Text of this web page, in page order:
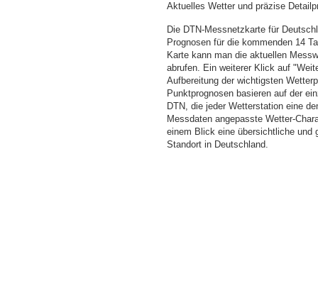
Aktuelles Wetter und präzise
Die DTN-Messnetzkarte für
Prognosen für die kommenden 14
Karte kann man die aktuellen
abrufen. Ein weiterer Klick auf
Aufbereitung der wichtigsten
Punktprognosen basieren auf der
DTN, die jeder Wetterstation eine
Messdaten angepasste Wetter-
einem Blick eine übersichtliche und
Standort in Deutschland.